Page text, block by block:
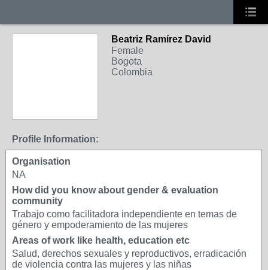
Beatriz Ramírez David
Female
Bogota
Colombia
Profile Information:
Organisation
NA
How did you know about gender & evaluation
community
Trabajo como facilitadora independiente en temas de
género y empoderamiento de las mujeres
Areas of work like health, education etc
Salud, derechos sexuales y reproductivos, erradicación
de violencia contra las mujeres y las niñas